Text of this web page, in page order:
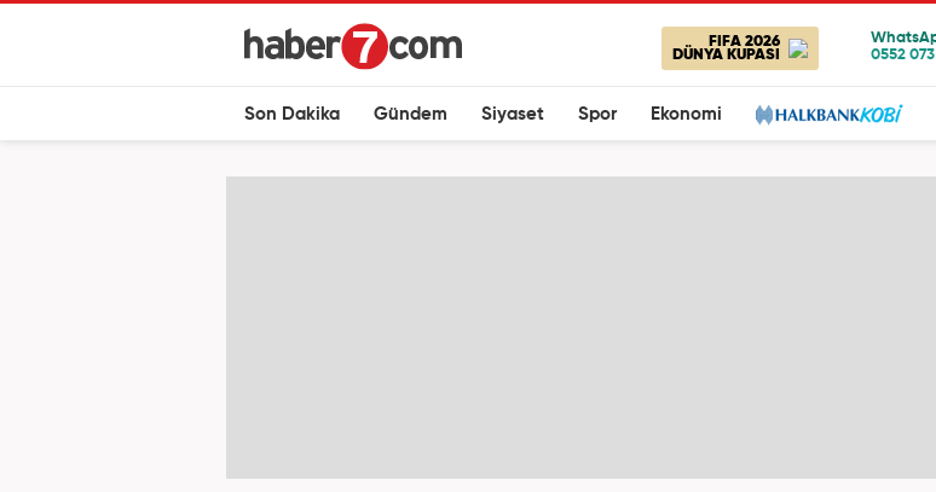
FIFA 2026
DÜNYA KUPASI
Son Dakika Gündem Siyaset Spor Ekonomi